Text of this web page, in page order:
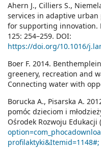
Ahern J., Cilliers S.,
services in adaptive
for supporting innovation.
125: 254–259. DOI:
https://doi.org/10.1016/
Boer F. 2014.
greenery, recreation and
Connecting water with
Borucka A., Pisarska A.
pomóc dzieciom i
Ośrodek Rozwoju Edukacji (
profilaktyki&Itemid=1148#;